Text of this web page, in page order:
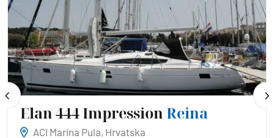
Elan 444 Impression Reina
ACI Marina Pula, Hrvatska